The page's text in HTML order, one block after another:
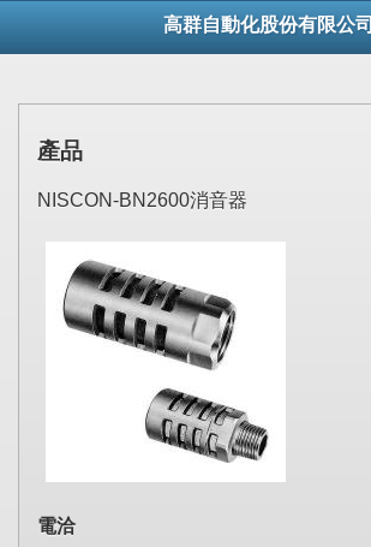
高群自動化股份有限公司
產品
NISCON-BN2600消音器
電洽